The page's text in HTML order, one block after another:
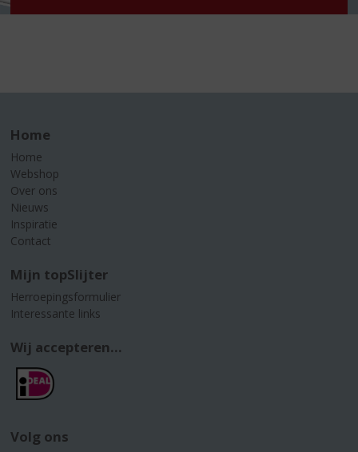
Home
Home
Webshop
Over ons
Nieuws
Inspiratie
Contact
Mijn topSlijter
Herroepingsformulier
Interessante links
Wij accepteren...
Volg ons